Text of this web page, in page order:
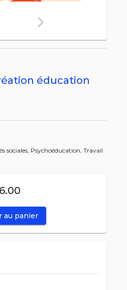
arrow_forward_ios
sociales, Psychoéducation, Travail
au panier
éducation